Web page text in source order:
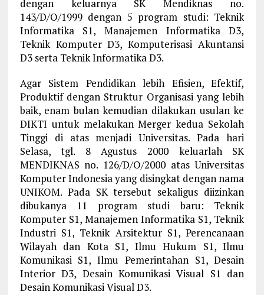
dengan keluarnya SK Mendiknas no.
143/D/O/1999 dengan 5 program studi: Teknik
Informatika S1, Manajemen Informatika D3,
Teknik Komputer D3, Komputerisasi Akuntansi
D3 serta Teknik Informatika D3.
Agar Sistem Pendidikan lebih Efisien, Efektif,
Produktif dengan Struktur Organisasi yang lebih
baik, enam bulan kemudian dilakukan usulan ke
DIKTI untuk melakukan Merger kedua Sekolah
Tinggi di atas menjadi Universitas. Pada hari
Selasa, tgl. 8 Agustus 2000 keluarlah SK
MENDIKNAS no. 126/D/O/2000 atas Universitas
Komputer Indonesia yang disingkat dengan nama
UNIKOM. Pada SK tersebut sekaligus diizinkan
dibukanya 11 program studi baru: Teknik
Komputer S1, Manajemen Informatika S1, Teknik
Industri S1, Teknik Arsitektur S1, Perencanaan
Wilayah dan Kota S1, Ilmu Hukum S1, Ilmu
Komunikasi S1, Ilmu Pemerintahan S1, Desain
Interior D3, Desain Komunikasi Visual S1 dan
Desain Komunikasi Visual D3.